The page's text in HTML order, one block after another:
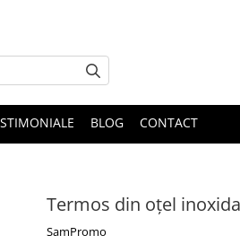
BLOG CONTACT
Termos din oțel
SamPromo